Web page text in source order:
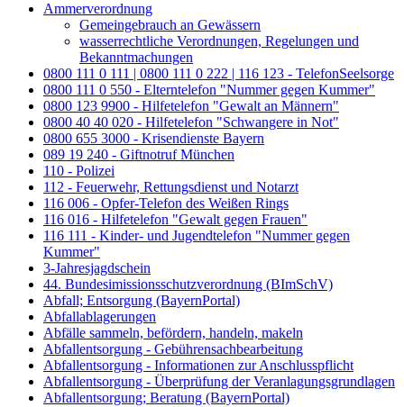
Ammerverordnung
Gemeingebrauch an Gewässern
wasserrechtliche Verordnungen, Regelungen und
Bekanntmachungen
0800 111 0 111 | 0800 111 0 222 | 116 123 - TelefonSeelsorge
0800 111 0 550 - Elterntelefon "Nummer gegen Kummer"
0800 123 9900 - Hilfetelefon "Gewalt an Männern"
0800 40 40 020 - Hilfetelefon "Schwangere in Not"
0800 655 3000 - Krisendienste Bayern
089 19 240 - Giftnotruf München
110 - Polizei
112 - Feuerwehr, Rettungsdienst und Notarzt
116 006 - Opfer-Telefon des Weißen Rings
116 016 - Hilfetelefon "Gewalt gegen Frauen"
116 111 - Kinder- und Jugendtelefon "Nummer gegen
Kummer"
3-Jahresjagdschein
44. Bundesimissionsschutzverordnung (BImSchV)
Abfall; Entsorgung (BayernPortal)
Abfallablagerungen
Abfälle sammeln, befördern, handeln, makeln
Abfallentsorgung - Gebührensachbearbeitung
Abfallentsorgung - Informationen zur Anschlusspflicht
Abfallentsorgung - Überprüfung der Veranlagungsgrundlagen
Abfallentsorgung; Beratung (BayernPortal)